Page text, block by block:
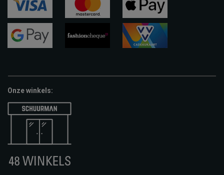
visa
apple-
pay
Onze winkels: